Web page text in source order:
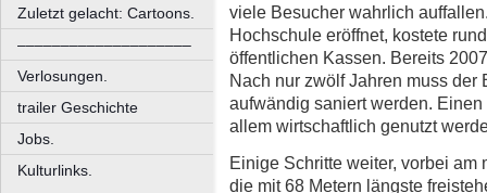
Zuletzt gelacht: Cartoons.
––––––––––––––––––––
Verlosungen.
trailer Geschichte
Jobs.
Kulturlinks.
viele Besucher wahrlich
Hochschule eröffnet, kostete
öffentlichen Kassen. Bereits
Nach nur zwölf Jahren muss der
aufwändig saniert werden.
allem wirtschaftlich genutzt
Einige Schritte weiter, vorbei am
die mit 68 Metern längste